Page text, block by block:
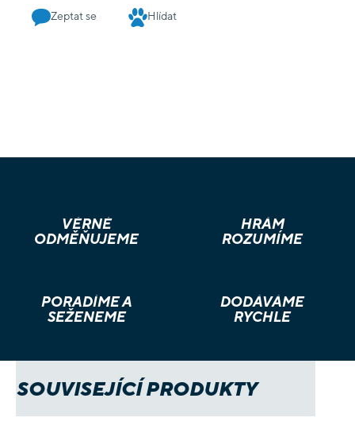
Zeptat se Hlídat
VĚRNÉ
ODMĚŇUJEME
HRÁM
ROZUMÍME
PORADÍME A
SEŽENEME
DODÁVÁME
RYCHLE
SOUVISEJÍCÍ PRODUKTY